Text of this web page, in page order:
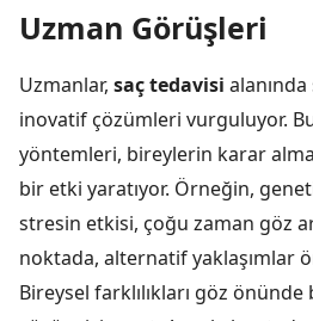
Uzman Görüşleri
Uzmanlar, saç tedavisi
inovatif çözümleri vurguluyor.
yöntemleri, bireylerin karar
bir etki yaratıyor. Örneğin,
stresin etkisi, çoğu zaman göz
noktada, alternatif yaklaşımlar
Bireysel farklılıkları göz